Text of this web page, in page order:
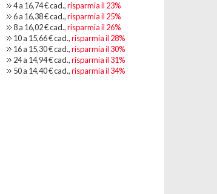
4 a 16,74 €cad.,risparmia il 23%
6 a 16,38 €cad.,risparmia il 25%
8 a 16,02 €cad.,risparmia il 26%
10 a 15,66 €cad.,risparmia il 28%
16 a 15,30 €cad.,risparmia il 30%
24 a 14,94 €cad.,risparmia il 31%
50 a 14,40 €cad.,risparmia il 34%